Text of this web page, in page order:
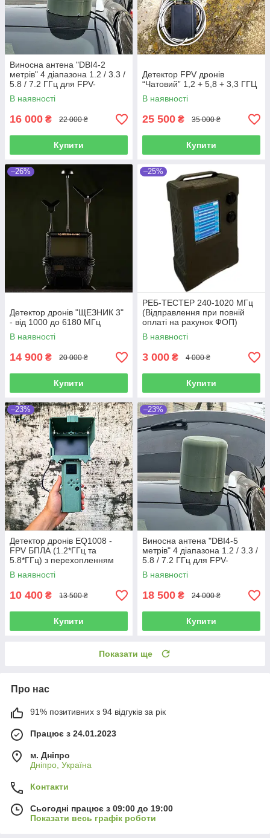
Виносна антена "DBI4-2
метрів" 4 діапазона 1.2 / 3.3 /
5.8 / 7.2 ГГц для FPV-
детекторів (2 м)
В наявності
16 000 ₴ 22 000 ₴
Купити
Детектор FPV дронів
“Чатовий” 1,2 + 5,8 + 3,3 ГГЦ
В наявності
25 500 ₴ 35 000 ₴
Купити
–26%
Детектор дронів "ЩЕЗНИК 3"
- від 1000 до 6180 МГц
В наявності
14 900 ₴ 20 000 ₴
Купити
–25%
РЕБ-ТЕСТЕР 240-1020 МГц
(Відправлення при повній
оплаті на рахунок ФОП)
перевірка РЕБ систем за
лічені секунди
В наявності
3 000 ₴ 4 000 ₴
Купити
–23%
Детектор дронів EQ1008 -
FPV БПЛА (1.2*ГГц та
5.8*ГГц) з перехопленням
відеосигналу на монітор
В наявності
10 400 ₴ 13 500 ₴
Купити
–23%
Виносна антена "DBI4-5
метрів" 4 діапазона 1.2 / 3.3 /
5.8 / 7.2 ГГц для FPV-
детекторів (5 м)
В наявності
18 500 ₴ 24 000 ₴
Купити
Показати ще
Про нас
91% позитивних з 94 відгуків за рік
Працює з 24.01.2023
м. Дніпро
Дніпро, Україна
Контакти
Сьогодні працює з 09:00 до 19:00
Показати весь графік роботи